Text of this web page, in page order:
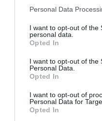
Personal Data
I want to opt-out of the
personal data.
Opted In
I want to opt-out of the
Personal Data.
Opted In
I want to opt-out of
Personal Data for
Opted In
dojeli, da je
Trump je 'očitno
zadevah lastne
prvotno izvira iz
sklene francoski